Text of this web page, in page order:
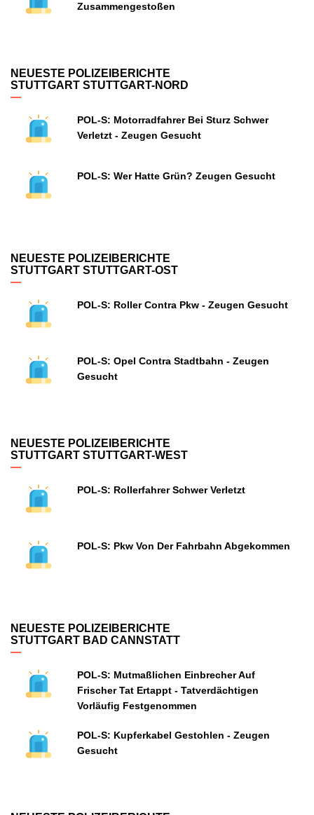
Zusammengestoßen
NEUESTE POLIZEIBERICHTE
STUTTGART STUTTGART-NORD
POL-S: Motorradfahrer Bei Sturz Schwer
Verletzt - Zeugen Gesucht
POL-S: Wer Hatte Grün? Zeugen Gesucht
NEUESTE POLIZEIBERICHTE
STUTTGART STUTTGART-OST
POL-S: Roller Contra Pkw - Zeugen Gesucht
POL-S: Opel Contra Stadtbahn - Zeugen
Gesucht
NEUESTE POLIZEIBERICHTE
STUTTGART STUTTGART-WEST
POL-S: Rollerfahrer Schwer Verletzt
POL-S: Pkw Von Der Fahrbahn Abgekommen
NEUESTE POLIZEIBERICHTE
STUTTGART BAD CANNSTATT
POL-S: Mutmaßlichen Einbrecher Auf
Frischer Tat Ertappt - Tatverdächtigen
Vorläufig Festgenommen
POL-S: Kupferkabel Gestohlen - Zeugen
Gesucht